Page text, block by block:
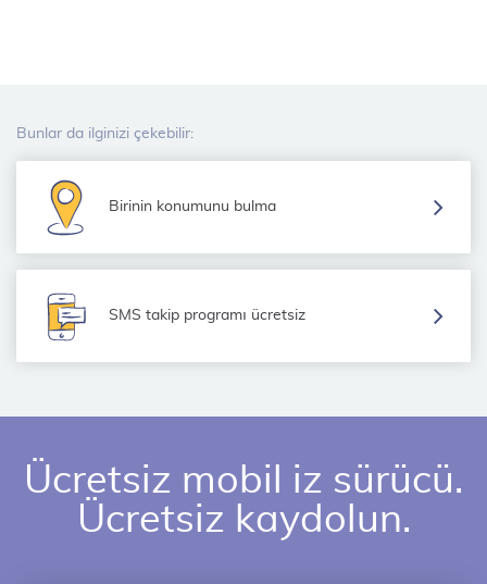
Bunlar da ilginizi çekebilir:
Birinin konumunu bulma
SMS takip programı ücretsiz
Ücretsiz mobil iz sürücü.
Ücretsiz kaydolun.